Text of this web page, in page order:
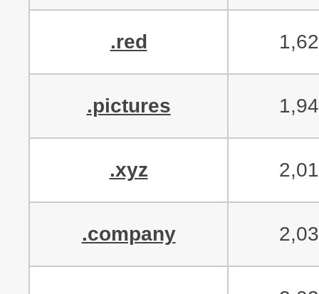
.red
.pictures
.xyz
.company